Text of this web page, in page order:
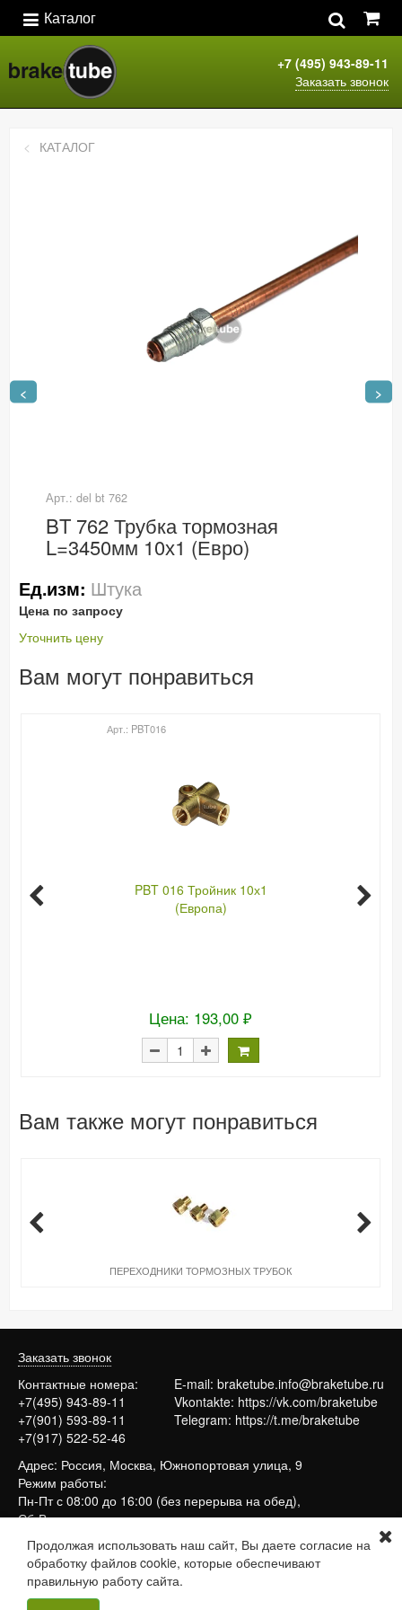
Каталог
+7 (495) 943-89-11
Заказать звонок
< >
КАТАЛОГ
Арт.: del bt 762
BT 762 Трубка тормозная
L=3450мм 10х1 (Евро)
Ед.изм: Штука
Цена по запросу
Уточнить цену
Вам могут понравиться
Арт.: PBT016
PBT 016 Тройник 10х1
(Европа)
Цена: 193,00 ₽
Вам также могут понравиться
ПЕРЕХОДНИКИ ТОРМОЗНЫХ ТРУБОК
Заказать звонок
Контактные номера:
+7(495) 943-89-11
+7(901) 593-89-11
+7(917) 522-52-46
Адрес: Россия, Москва, Южнопортовая улица, 9
Режим работы:
Пн-Пт с 08:00 до 16:00 (без перерыва на обед),
Сб-Вс выходные
E-mail: braketube.info@braketube.ru
Vkontakte: https://vk.com/braketube
Telegram: https://t.me/braketube
Сайт работает на системеМойБизнес2
Продолжая использовать наш сайт, Вы даете согласие на
обработку файлов cookie, которые обеспечивают
правильную работу сайта.